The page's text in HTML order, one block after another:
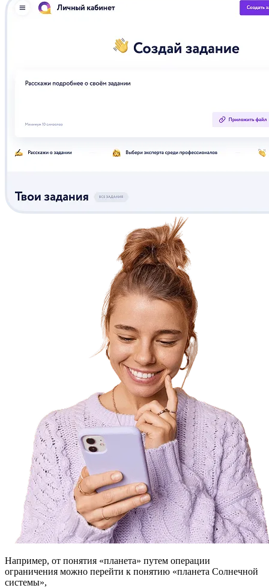
Например, от понятия «планета» путем операции
ограничения можно перейти к понятию «планета Солнечной
системы»,